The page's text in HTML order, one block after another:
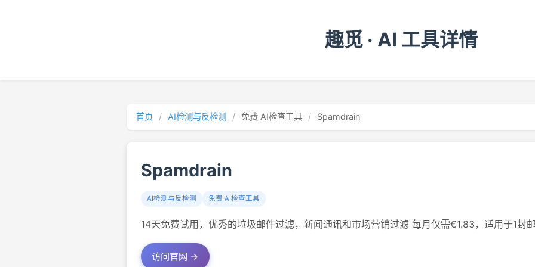
趣觅 · AI 工具详情
首页 / AI检测与反检测 / 免费 AI检查工具 / Spamdrain
Spamdrain
AI检测与反检测 免费 AI检查工具
14天免费试用，优秀的垃圾邮件过滤，新闻通讯和市场营销过滤 每月仅需€1.83，适用于1封
访问官网 →